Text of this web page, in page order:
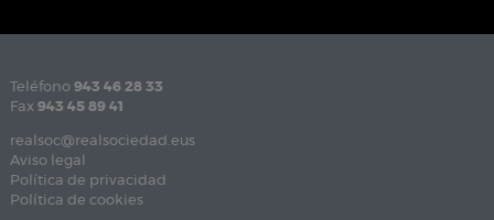
Teléfono 943 46 28 33
Fax 943 45 89 41
realsoc@realsociedad.eus
Aviso legal
Política de privacidad
Política de cookies